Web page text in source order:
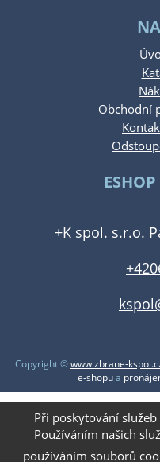
Obchodní
+K spol. s.r.o.
Copyright ©www.zbrane-
e-shopua
Při poskytování
Používáním našich
používáním souborů